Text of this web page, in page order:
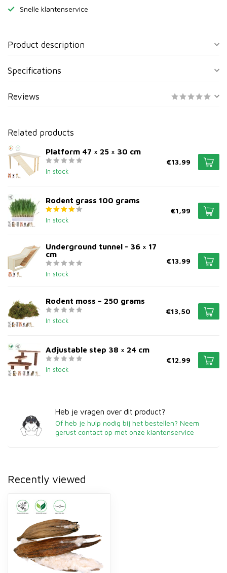
Snelle klantenservice
Product description
Specifications
Reviews
Related products
Platform 47 × 25 × 30 cm
In stock
€13,99
Rodent grass 100 grams
In stock
€1,99
Underground tunnel - 36 × 17
cm
In stock
€13,99
Rodent moss – 250 grams
In stock
€13,50
Adjustable step 38 × 24 cm
In stock
€12,99
Heb je vragen over dit product?
Of heb je hulp nodig bij het bestellen? Neem
gerust contact op met onze klantenservice
Recently viewed